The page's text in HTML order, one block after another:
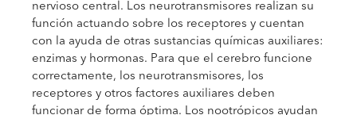
nervioso central. Los neurotransmisores realizan su
función actuando sobre los receptores y cuentan
con la ayuda de otras sustancias químicas auxiliares:
enzimas y hormonas. Para que el cerebro funcione
correctamente, los neurotransmisores, los
receptores y otros factores auxiliares deben
funcionar de forma óptima. Los nootrópicos ayudan